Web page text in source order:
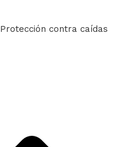
Protección contra caídas